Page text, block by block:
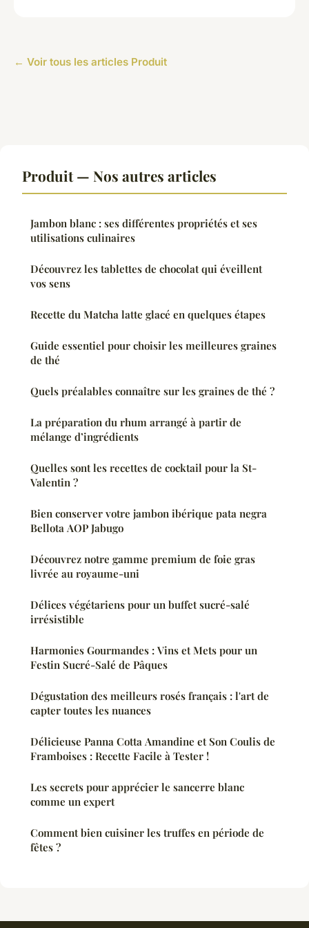
← Voir tous les articles Produit
Produit — Nos autres articles
Jambon blanc : ses différentes propriétés et ses
utilisations culinaires
Découvrez les tablettes de chocolat qui éveillent
vos sens
Recette du Matcha latte glacé en quelques étapes
Guide essentiel pour choisir les meilleures graines
de thé
Quels préalables connaître sur les graines de thé ?
La préparation du rhum arrangé à partir de
mélange d’ingrédients
Quelles sont les recettes de cocktail pour la St-
Valentin ?
Bien conserver votre jambon ibérique pata negra
Bellota AOP Jabugo
Découvrez notre gamme premium de foie gras
livrée au royaume-uni
Délices végétariens pour un buffet sucré-salé
irrésistible
Harmonies Gourmandes : Vins et Mets pour un
Festin Sucré-Salé de Pâques
Dégustation des meilleurs rosés français : l'art de
capter toutes les nuances
Délicieuse Panna Cotta Amandine et Son Coulis de
Framboises : Recette Facile à Tester !
Les secrets pour apprécier le sancerre blanc
comme un expert
Comment bien cuisiner les truffes en période de
fêtes ?